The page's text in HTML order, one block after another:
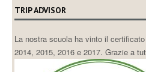
TRIP ADVISOR
La nostra scuola ha vinto il
2014, 2015, 2016 e 2017. Grazie a